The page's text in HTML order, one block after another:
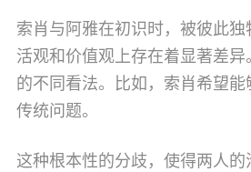
索肖与阿雅在初识时，被彼此
活观和价值观上存在着显著差
的不同看法。比如，索肖希望
传统问题。
这种根本性的分歧，使得两人